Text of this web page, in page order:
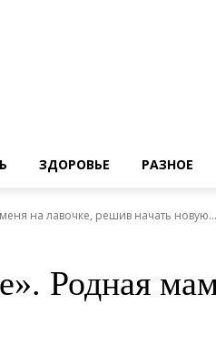
ЗДОРОВЬЕ РАЗНОЕ
на лавочке, решив начать новую...
Родная